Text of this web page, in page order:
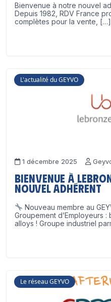
Bienvenue à notre nouvel
Depuis 1982, RDV France
complètes pour la vente, […]
L'actualité du GEYVO
1 décembre 2025
Bienvenue à
nouvel adhérent
Nouveau membre au
Groupement d’Employeurs
alloys ! Groupe industriel
Le réseau GEYVO